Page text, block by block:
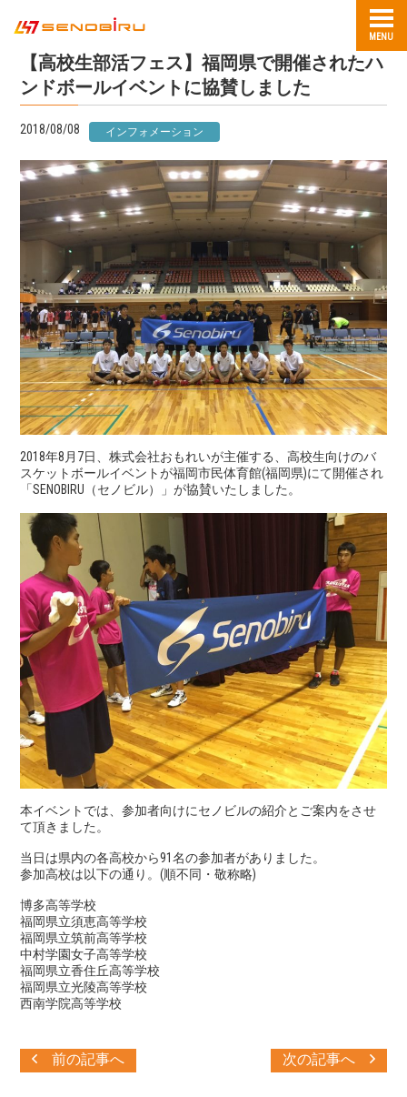
MENU
【高校生部活フェス】福岡県で開催されたハ
ンドボールイベントに協賛しました
2018/08/08 インフォメーション
2018年8月7日、株式会社おもれいが主催する、高校生向けのバ
スケットボールイベントが福岡市民体育館(福岡県)にて開催され
「SENOBIRU（セノビル）」が協賛いたしました。
本イベントでは、参加者向けにセノビルの紹介とご案内をさせ
て頂きました。
当日は県内の各高校から91名の参加者がありました。
参加高校は以下の通り。(順不同・敬称略)
博多高等学校
福岡県立須恵高等学校
福岡県立筑前高等学校
中村学園女子高等学校
福岡県立香住丘高等学校
福岡県立光陵高等学校
西南学院高等学校
前の記事へ 次の記事へ